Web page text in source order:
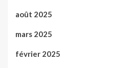
août 2025
mars 2025
février 2025